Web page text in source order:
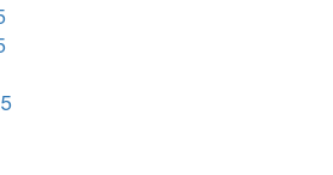
বৃষ্টি থামার নাম নেই, পথে পথে